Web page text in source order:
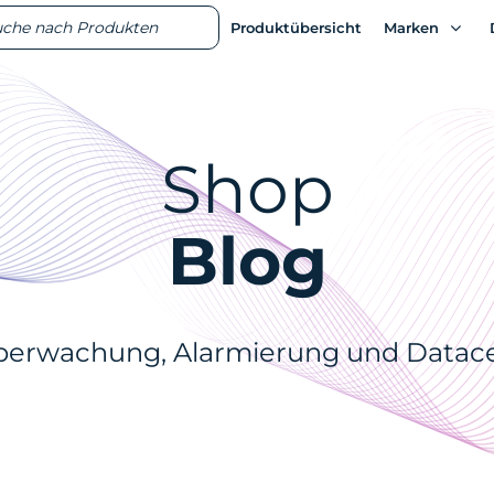
Produktübersicht Marken
Produktübersicht Marken
Shop
Blog
Alarmierung und